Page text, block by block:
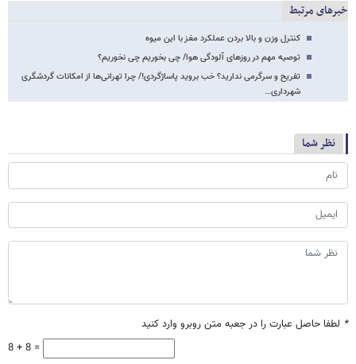
خبرهای مرتبط
کنترل وزن و بالا بردن عملکرد مغز با این میوه
توصیه مهم در روزهای آلودگی هوا/ چی بخوریم چی نخوریم؟
تفریح و سرگرمی ندارید؟ خب بروید پاساژگردی!/ چرا تهرانی‌ها از امکانات گردشگری
شهرداری…
نظر شما
* لطفا حاصل عبارت را در جعبه متن روبرو وارد کنید
8 + 8 =